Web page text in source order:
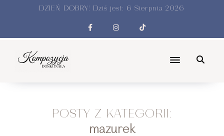
DZIEŃ DOBRY! Dziś jest: 6 Sierpnia 2026
POSTY Z KATEGORII:
mazurek